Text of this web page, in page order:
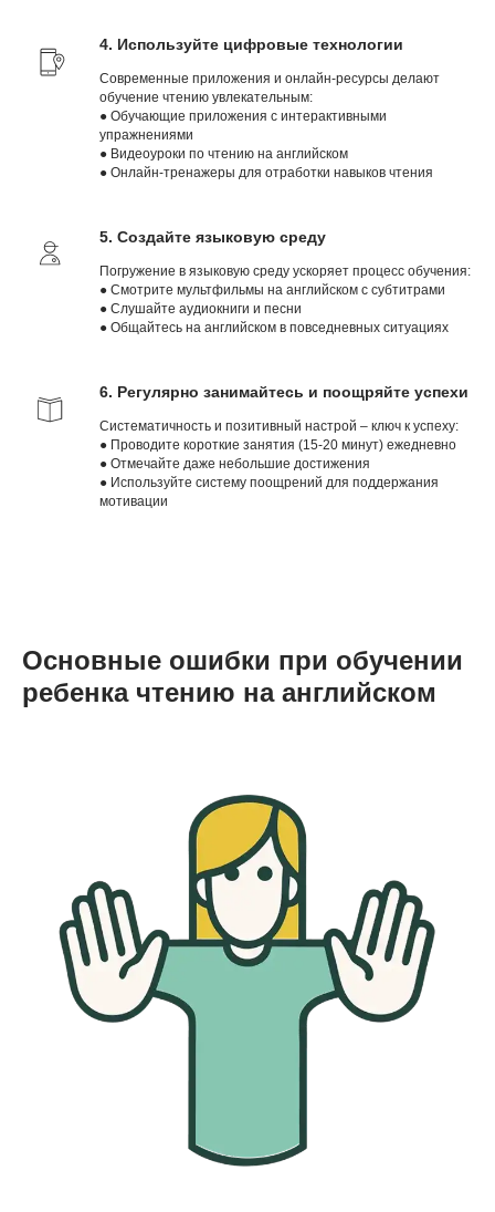
4. Используйте цифровые технологии
Современные приложения и онлайн-ресурсы делают
обучение чтению увлекательным:
● Обучающие приложения с интерактивными
упражнениями
● Видеоуроки по чтению на английском
● Онлайн-тренажеры для отработки навыков чтения
5. Создайте языковую среду
Погружение в языковую среду ускоряет процесс обучения:
● Смотрите мультфильмы на английском с субтитрами
● Слушайте аудиокниги и песни
● Общайтесь на английском в повседневных ситуациях
6. Регулярно занимайтесь и поощряйте успехи
Систематичность и позитивный настрой – ключ к успеху:
● Проводите короткие занятия (15-20 минут) ежедневно
● Отмечайте даже небольшие достижения
● Используйте систему поощрений для поддержания
мотивации
Основные ошибки при обучении
ребенка чтению на английском